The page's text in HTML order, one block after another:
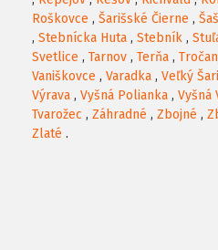
Roškovce , Šarišské Čierne ,
, Stebnícka Huta , Stebník ,
Svetlice , Tarnov , Terňa ,
Vaniškovce , Varadka , Veľký
Výrava , Vyšná Polianka , Vyšná
Tvarožec , Záhradné , Zbojné ,
Zlaté .